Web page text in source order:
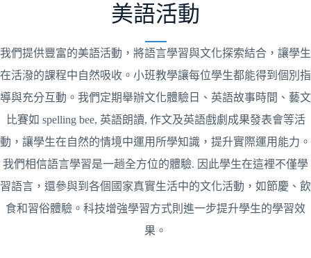
美語活動
我們提供豐富的美語活動，將語言學習與文化探索結合，讓學生
在活潑的課程中自然吸收。小班教學讓每位學生都能得到個別指
導與充分互動。我們定期舉辦文化體驗日、英語故事時間、藝文
比賽如 spelling bee, 英語朗讀, 作文及英語戲劇成果發表會等活
動，讓學生在自然的情境中運用所學知識，提升實際運用能力。
我們相信語言學習是一趟全方位的體驗. 因此學生在這裡不僅學
習語言，還參與到各個國家真實生活中的文化活動，如節慶、飲
食和習俗體驗。科技增強學習方式則進一步提升學生的學習效
果。